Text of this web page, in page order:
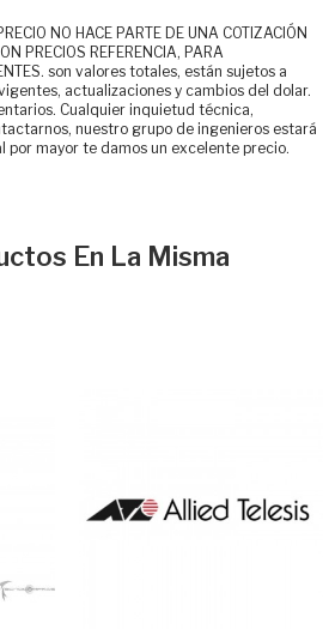
NO HACE PARTE DE UNA COTIZACIÓN
PRECIOS REFERENCIA, PARA
son valores totales, están sujetos a
actualizaciones y cambios del dolar.
Cualquier inquietud técnica,
nuestro grupo de ingenieros estará
por mayor te damos un excelente precio.
En La Misma